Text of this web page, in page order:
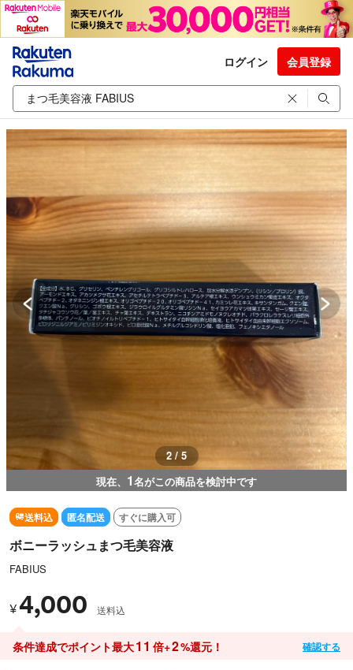
ログイン 会員登録
3 / 5
現在、 1名がこの商品を検討中です
送料込 匿名配送 すぐに購入可
ボニーラッシュまつ毛美容液
FABIUS
¥4,000 送料込
条件達成でポイント最大11 倍+2%還元！ 確認する